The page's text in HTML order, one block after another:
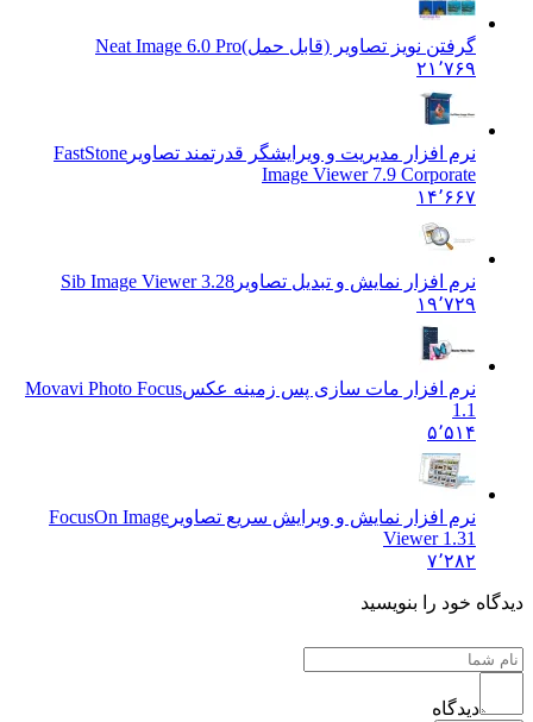
گرفتن نویز تصاویر (قابل حمل) Neat Image 6.0 Pro
۲۱٬۷۶۹
نرم افزار مدیریت و ویرایشگر قدرتمند تصاویرFastStone
Image Viewer 7.9 Corporate
۱۴٬۶۶۷
نرم افزار نمایش و تبدیل تصاویرSib Image Viewer 3.28
۱۹٬۷۲۹
نرم افزار مات سازی پس زمینه عکس Movavi Photo Focus
نرم افزار نمایش و ویرایش سریع تصاویرFocusOn Image
Viewer 1.31
خود را بنویسید
دیدگاه